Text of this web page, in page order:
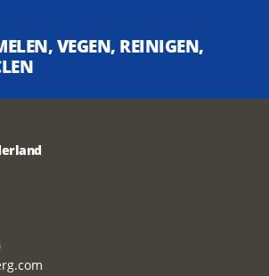
VEGEN, REINIGEN,